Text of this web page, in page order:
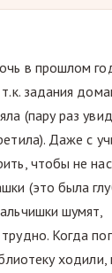
в прошлом
задания
(пару раз
Даже с
чтобы не
(это была
шумят,
Когда
ходили,